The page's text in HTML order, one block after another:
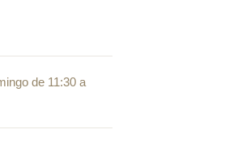
de 11:30 a